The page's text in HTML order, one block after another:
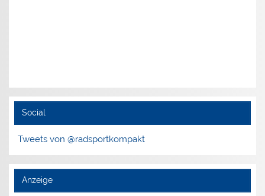
Social
Tweets von @radsportkompakt
Anzeige